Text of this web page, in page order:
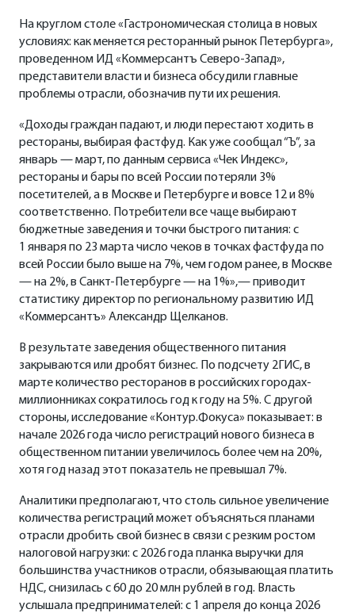
На круглом столе «Гастрономическая столица в новых
условиях: как меняется ресторанный рынок Петербурга»,
проведенном ИД «Коммерсантъ Северо-Запад»,
представители власти и бизнеса обсудили главные
проблемы отрасли, обозначив пути их решения.
«Доходы граждан падают, и люди перестают ходить в
рестораны, выбирая фастфуд. Как уже сообщал “Ъ”, за
январь — март, по данным сервиса «Чек Индекс»,
рестораны и бары по всей России потеряли 3%
посетителей, а в Москве и Петербурге и вовсе 12 и 8%
соответственно. Потребители все чаще выбирают
бюджетные заведения и точки быстрого питания: с
1 января по 23 марта число чеков в точках фастфуда по
всей России было выше на 7%, чем годом ранее, в Москве
— на 2%, в Санкт-Петербурге — на 1%»,— приводит
статистику директор по региональному развитию ИД
«Коммерсантъ» Александр Щелканов.
В результате заведения общественного питания
закрываются или дробят бизнес. По подсчету 2ГИС, в
марте количество ресторанов в российских городах-
миллионниках сократилось год к году на 5%. С другой
стороны, исследование «Контур.Фокуса» показывает: в
начале 2026 года число регистраций нового бизнеса в
общественном питании увеличилось более чем на 20%,
хотя год назад этот показатель не превышал 7%.
Аналитики предполагают, что столь сильное увеличение
количества регистраций может объясняться планами
отрасли дробить свой бизнес в связи с резким ростом
налоговой нагрузки: с 2026 года планка выручки для
большинства участников отрасли, обязывающая платить
НДС, снизилась с 60 до 20 млн рублей в год. Власть
услышала предпринимателей: с 1 апреля до конца 2026